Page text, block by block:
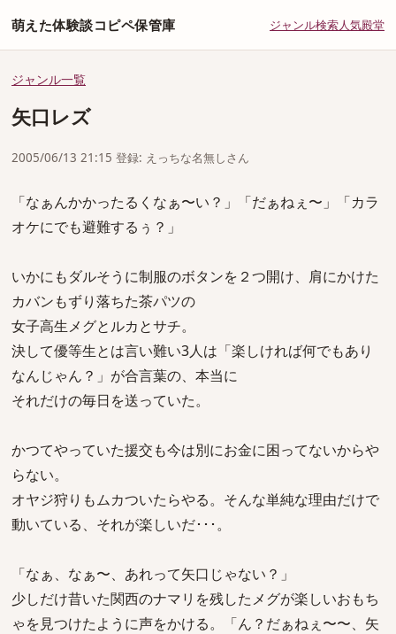
萌えた体験談コピペ保管庫 ジャンル検索人気殿堂
ジャンル一覧
矢口レズ
2005/06/13 21:15 登録: えっちな名無しさん
「なぁんかかったるくなぁ〜い？」「だぁねぇ〜」「カラ
オケにでも避難するぅ？」
いかにもダルそうに制服のボタンを２つ開け、肩にかけた
カバンもずり落ちた茶パツの
女子高生メグとルカとサチ。
決して優等生とは言い難い3人は「楽しければ何でもあり
なんじゃん？」が合言葉の、本当に
それだけの毎日を送っていた。
かつてやっていた援交も今は別にお金に困ってないからや
らない。
オヤジ狩りもムカついたらやる。そんな単純な理由だけで
動いている、それが楽しいだ･･･。
「なぁ、なぁ〜、あれって矢口じゃない？」
少しだけ昔いた関西のナマリを残したメグが楽しいおもち
ゃを見つけたように声をかける。「ん？だぁねぇ〜〜、矢